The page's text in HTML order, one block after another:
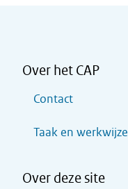
Over het CAP
Contact
Taak en werkwijze
Over deze site